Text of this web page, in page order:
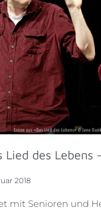
des Lebens
2018
mit Senioren und